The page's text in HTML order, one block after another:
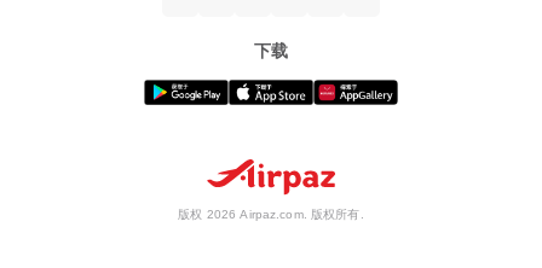
下载
版权 2026 Airpaz.com. 版权所有.